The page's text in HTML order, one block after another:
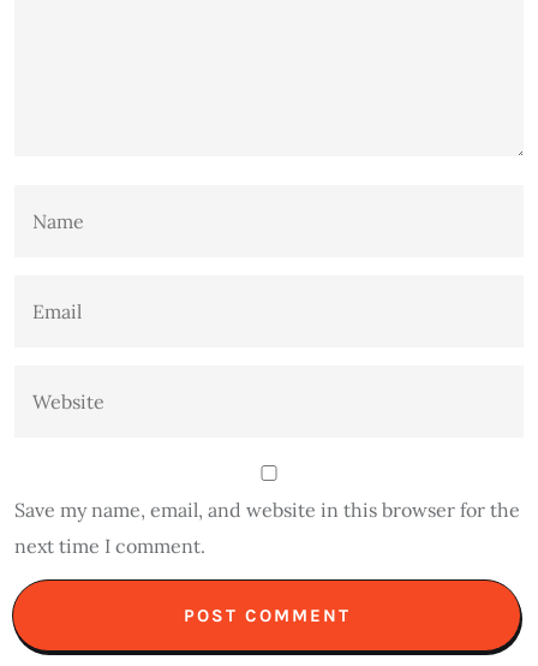
Save my name, email, and website in this browser for the
next time I comment.